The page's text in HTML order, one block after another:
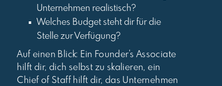
Unternehmen realistisch?
Welches Budget steht dir für die
Stelle zur Verfügung?
Auf einen Blick: Ein Founder's Associate
hilft dir, dich selbst zu skalieren, ein
Chief of Staff hilft dir, das Unternehmen